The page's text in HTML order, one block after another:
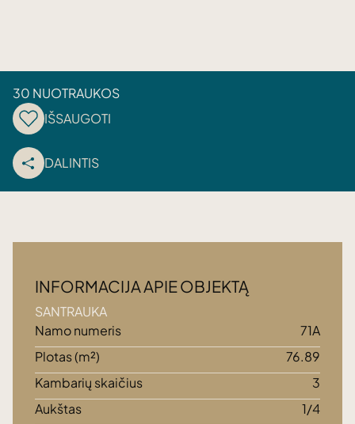
30 NUOTRAUKOS
IŠSAUGOTI
DALINTIS
INFORMACIJA APIE OBJEKTĄ
SANTRAUKA
Namo numeris
71A
Plotas (m²)
76.89
Kambarių skaičius
3
Aukštas
1/4